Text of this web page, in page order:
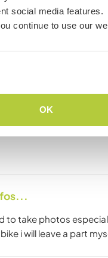
social media features.
continue to use our
OK
for me, even it's
i stayed two month on
to take photos
i will leave a part